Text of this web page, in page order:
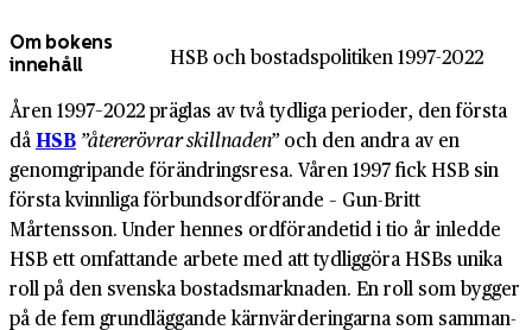
HSB och bostadspolitiken 1997-2022
Om bokens
innehåll
Åren 1997–2022 präglas av två tydliga perioder, den första
dåHSB”åter­erövrar skillnaden”och den andra av en
genom­gripande förändrings­resa. Våren 1997 fick HSB sin
första kvinnliga för­bunds­ordförande – Gun-Britt
Mårtensson. Under hennes ord­förande­tid i tio år inledde
HSB ett omfattande arbete med att tydlig­göra HSBs unika
roll på den svenska bostads­marknaden. En roll som bygger
på de fem grund­läggande kärn­värderingarna som samman­